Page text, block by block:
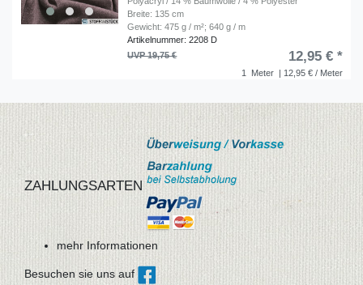
Breite: 135 cm
Gewicht: 475 g / m²; 640 g / m
Artikelnummer: 2208 D
1 Meter | 12,95 € / Meter
UVP 19,75 € 12,95 € *
ZAHLUNGSARTEN
mehr Informationen
Besuchen sie uns auf